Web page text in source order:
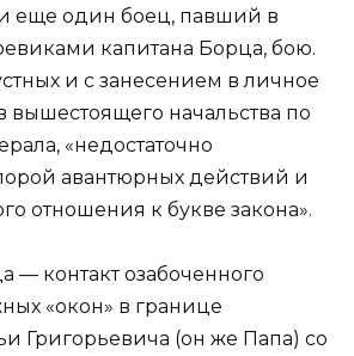
и еще один боец, павший в
капитана Борца, бою.
и с занесением в личное
вышестоящего начальства по
«недостаточно
авантюрных действий и
отношения к букве закона».
— контакт озабоченного
«окон» в границе
Григорьевича (он же Папа) со